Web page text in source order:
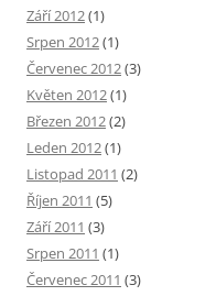
Září 2012(1)
Srpen 2012(1)
Červenec 2012(3)
Květen 2012(1)
Březen 2012(2)
Leden 2012(1)
Listopad 2011 (2)
Říjen 2011 (5)
Září 2011 (3)
Srpen 2011 (1)
Červenec 2011 (3)